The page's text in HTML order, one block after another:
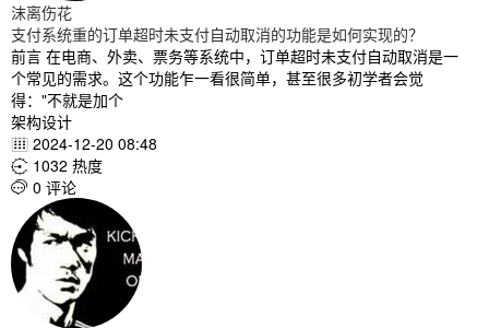
沫离伤花
支付系统重的订单超时未支付自动取消的功能是如何实现的？
前言 在电商、外卖、票务等系统中，订单超时未支付自动取消是一
个常见的需求。这个功能乍一看很简单，甚至很多初学者会觉
得："不就是加个
架构设计
 2024-12-20 08:48
 1032 热度
 0 评论